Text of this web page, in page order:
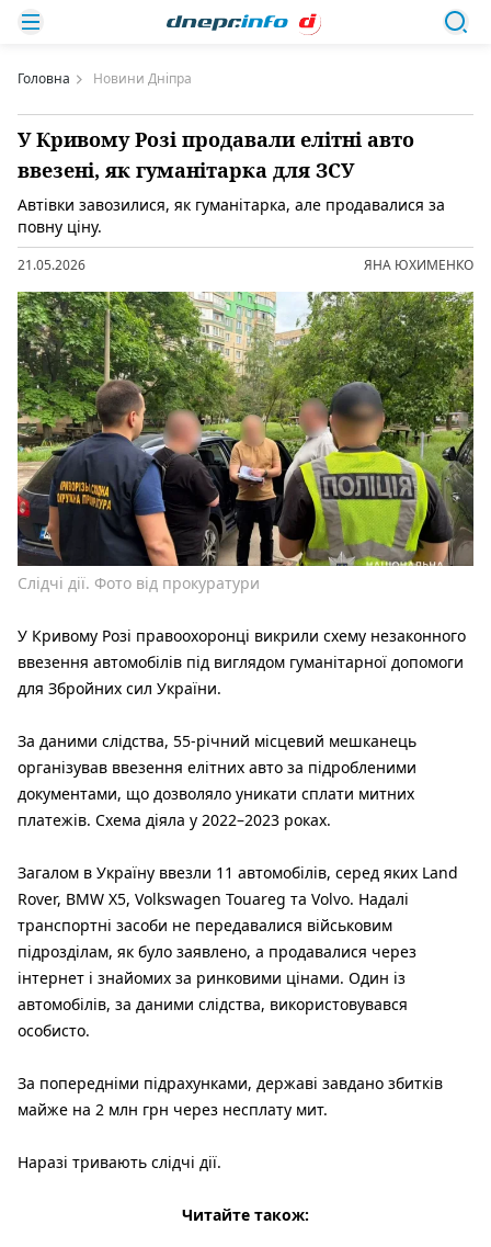
Головна Новини Дніпра
У Кривому Розі продавали елітні авто
ввезені, як гуманітарка для ЗСУ
Автівки завозилися, як гуманітарка, але продавалися за
повну ціну.
21.05.2026 ЯНА ЮХИМЕНКО
Слідчі дії. Фото від прокуратури
У Кривому Розі правоохоронці викрили схему незаконного
ввезення автомобілів під виглядом гуманітарної допомоги
для Збройних сил України.
За даними слідства, 55-річний місцевий мешканець
організував ввезення елітних авто за підробленими
документами, що дозволяло уникати сплати митних
платежів. Схема діяла у 2022–2023 роках.
Загалом в Україну ввезли 11 автомобілів, серед яких Land
Rover, BMW X5, Volkswagen Touareg та Volvo. Надалі
транспортні засоби не передавалися військовим
підрозділам, як було заявлено, а продавалися через
інтернет і знайомих за ринковими цінами. Один із
автомобілів, за даними слідства, використовувався
особисто.
За попередніми підрахунками, державі завдано збитків
майже на 2 млн грн через несплату мит.
Наразі тривають слідчі дії.
Читайте також: